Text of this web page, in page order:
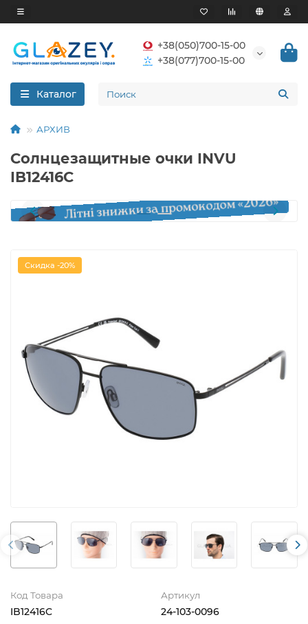
+38(050)700-15-00
+38(077)700-15-00
Каталог
АРХИВ
Солнцезащитные очки INVU
IB12416C
Скидка -20%
Код Товара
IB12416C
Артикул
24-103-0096